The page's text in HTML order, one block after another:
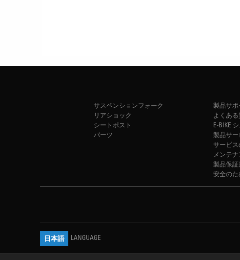
サスペンションフォーク
リアショック
シートポスト
パーツ
製品サポ
よくあ
E-BIKE
製品サー
サービ
メンテ
製品保証
安全の
日本語 LANGUAGE